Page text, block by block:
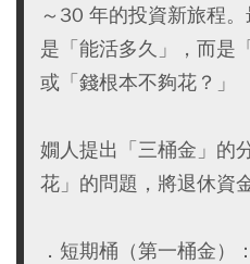
～30 年的投資新旅程
是「能活多久」，而是
或「錢根本不夠花？」
嫺人提出「三桶金」的
花」的問題，將退休資
．短期桶（第一桶金）